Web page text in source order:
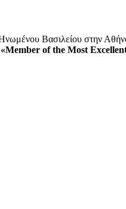
Βασιλείου στην
«Member of the Most